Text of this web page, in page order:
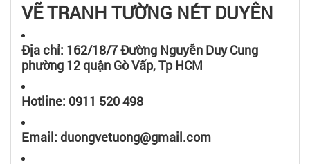
VẼ TRANH TƯỜNG NÉT DUYÊN
Địa chỉ: 162/18/7 Đường Nguyễn Duy Cung
phường 12 quận Gò Vấp, Tp HCM
Hotline: 0911 520 498
Email: duongvetuong@gmail.com